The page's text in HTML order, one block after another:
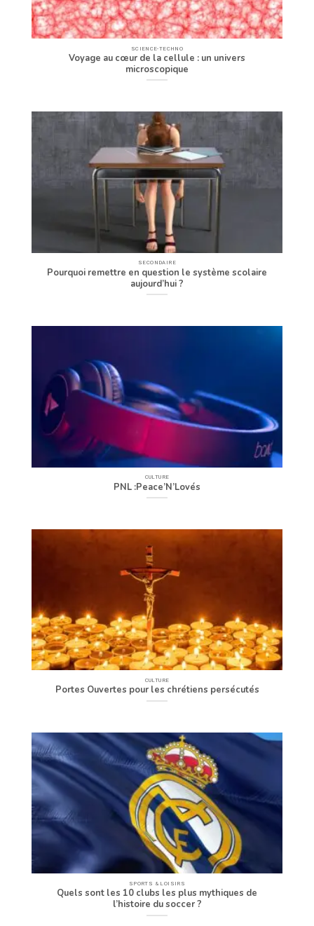
SCIENCE-TECHNO
Voyage au cœur de la cellule : un univers
microscopique
SECONDAIRE
Pourquoi remettre en question le système scolaire
aujourd’hui ?
CULTURE
PNL :Peace’N’Lovés
CULTURE
Portes Ouvertes pour les chrétiens persécutés
SPORTS & LOISIRS
Quels sont les 10 clubs les plus mythiques de
l’histoire du soccer ?